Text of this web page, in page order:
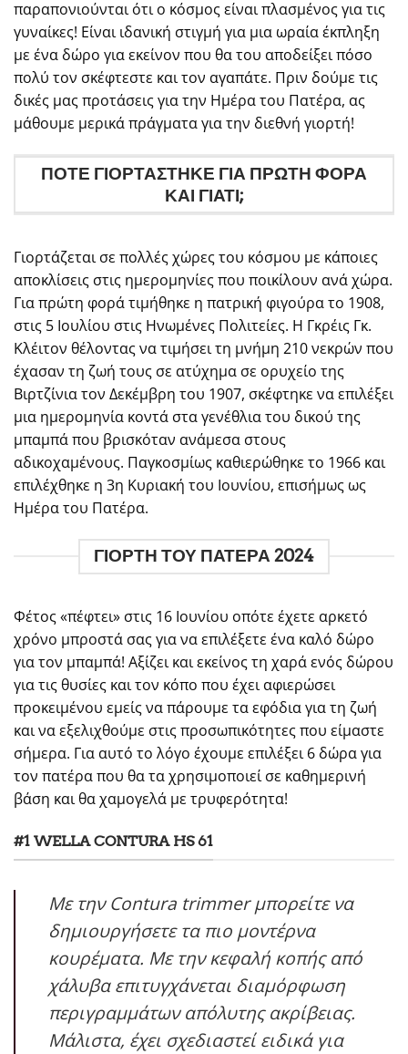
παραπονιούνται ότι ο κόσμος είναι πλασμένος για τις
γυναίκες! Είναι ιδανική στιγμή για μια ωραία έκπληξη
με ένα δώρο για εκείνον που θα του αποδείξει πόσο
πολύ τον σκέφτεστε και τον αγαπάτε. Πριν δούμε τις
δικές μας προτάσεις για την Ημέρα του Πατέρα, ας
μάθουμε μερικά πράγματα για την διεθνή γιορτή!
ΠΟΤΕ ΓΙΟΡΤΑΣΤΗΚΕ ΓΙΑ ΠΡΩΤΗ ΦΟΡΑ
ΚΑΙ ΓΙΑΤΙ;
Γιορτάζεται σε πολλές χώρες του κόσμου με κάποιες
αποκλίσεις στις ημερομηνίες που ποικίλουν ανά χώρα.
Για πρώτη φορά τιμήθηκε η πατρική φιγούρα το 1908,
στις 5 Ιουλίου στις Ηνωμένες Πολιτείες. Η Γκρέις Γκ.
Κλέιτον θέλοντας να τιμήσει τη μνήμη 210 νεκρών που
έχασαν τη ζωή τους σε ατύχημα σε ορυχείο της
Βιρτζίνια τον Δεκέμβρη του 1907, σκέφτηκε να επιλέξει
μια ημερομηνία κοντά στα γενέθλια του δικού της
μπαμπά που βρισκόταν ανάμεσα στους
αδικοχαμένους. Παγκοσμίως καθιερώθηκε το 1966 και
επιλέχθηκε η 3η Κυριακή του Ιουνίου, επισήμως ως
Ημέρα του Πατέρα.
ΓΙΟΡΤΗ ΤΟΥ ΠΑΤΕΡΑ 2024
Φέτος «πέφτει» στις 16 Ιουνίου οπότε έχετε αρκετό
χρόνο μπροστά σας για να επιλέξετε ένα καλό δώρο
για τον μπαμπά! Αξίζει και εκείνος τη χαρά ενός δώρου
για τις θυσίες και τον κόπο που έχει αφιερώσει
προκειμένου εμείς να πάρουμε τα εφόδια για τη ζωή
και να εξελιχθούμε στις προσωπικότητες που είμαστε
σήμερα. Για αυτό το λόγο έχουμε επιλέξει 6 δώρα για
τον πατέρα που θα τα χρησιμοποιεί σε καθημερινή
βάση και θα χαμογελά με τρυφερότητα!
#1 WELLA CONTURA HS 61
Με την Contura trimmer μπορείτε να
δημιουργήσετε τα πιο μοντέρνα
κουρέματα. Με την κεφαλή κοπής από
χάλυβα επιτυγχάνεται διαμόρφωση
περιγραμμάτων απόλυτης ακρίβειας.
Μάλιστα, έχει σχεδιαστεί ειδικά για